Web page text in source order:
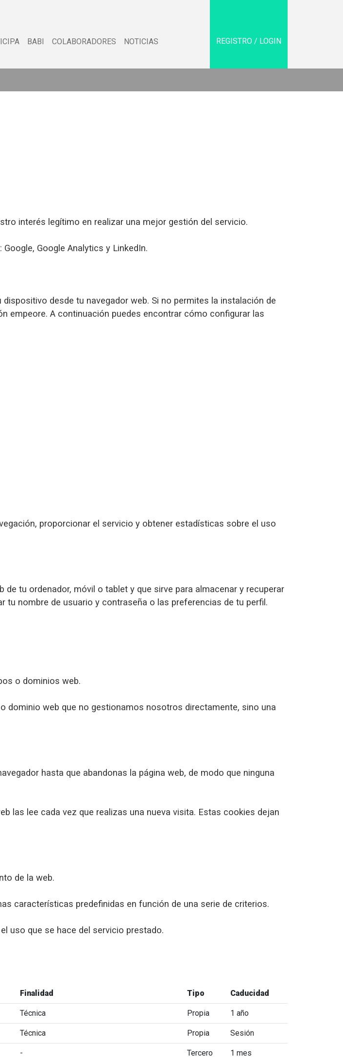
BABI COLABORADORES NOTICIAS REGISTRO / LOGIN
interés legítimo en realizar una mejor gestión del servicio.
Google Analytics y LinkedIn.
desde tu navegador web. Si no permites la instalación de
empeore. A continuación puedes encontrar cómo configurar las
proporcionar el servicio y obtener estadísticas sobre el uso
tu ordenador, móvil o tablet y que sirve para almacenar y recuperar
tu nombre de usuario y contraseña o las preferencias de tu perfil.
o dominios web.
dominio web que no gestionamos nosotros directamente, sino una
hasta que abandonas la página web, de modo que ninguna
las lee cada vez que realizas una nueva visita. Estas cookies dejan
de la web.
características predefinidas en función de una serie de criterios.
uso que se hace del servicio prestado.
Finalidad Tipo Caducidad
Técnica Propia 1 año
Técnica Propia Sesión
- Tercero 1 mes